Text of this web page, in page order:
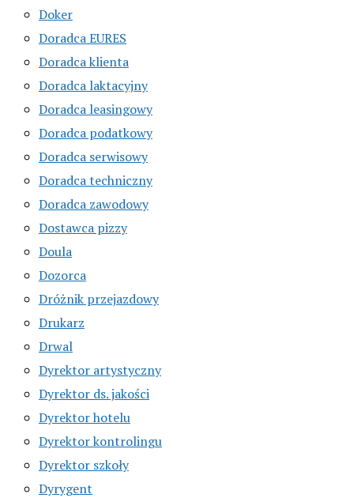
Doker
Doradca EURES
Doradca klienta
Doradca laktacyjny
Doradca leasingowy
Doradca podatkowy
Doradca serwisowy
Doradca techniczny
Doradca zawodowy
Dostawca pizzy
Doula
Dozorca
Dróżnik przejazdowy
Drukarz
Drwal
Dyrektor artystyczny
Dyrektor ds. jakości
Dyrektor hotelu
Dyrektor kontrolingu
Dyrektor szkoły
Dyrygent